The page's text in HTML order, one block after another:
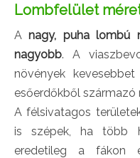
Lombfelület
Anagy, puha lombú
nagyobb. A
növények
esőerdőkből származó
A félsivatagos
is szépek, ha több
eredetileg a fákon